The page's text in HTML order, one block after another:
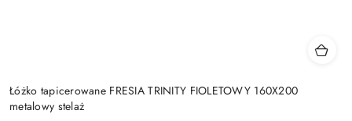
Łóżko tapicerowane FRESIA TRINITY FIOLETOWY 160X200
metalowy stelaż